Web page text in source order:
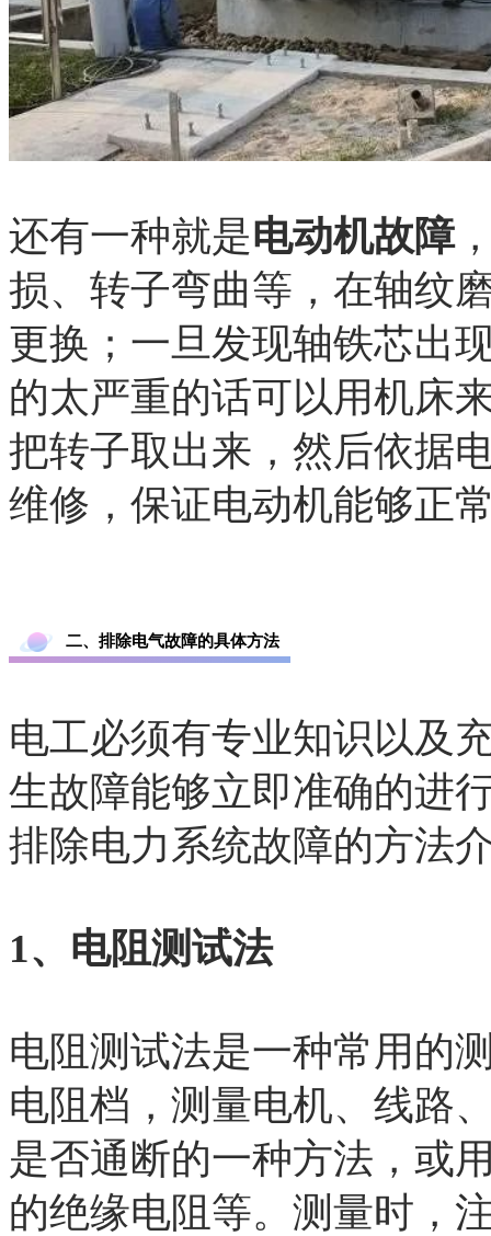
还有一种就是电动机故障
损、转子弯曲等，在轴纹
更换； 一旦发现轴铁芯出
的太严重的话可以用机床
把转子取出来，然后依据
维修，保证电动机能够正
二、排除电气故障的具体方法
电工必须有专业知识以及
生故障能够立即准确的进
排除电力系统故障的方法
1、电阻测试法
电阻测试法是一种常用的
电阻档，测量电机、线路
是否通断的一种方法，或
的绝缘电阻等。测量时，